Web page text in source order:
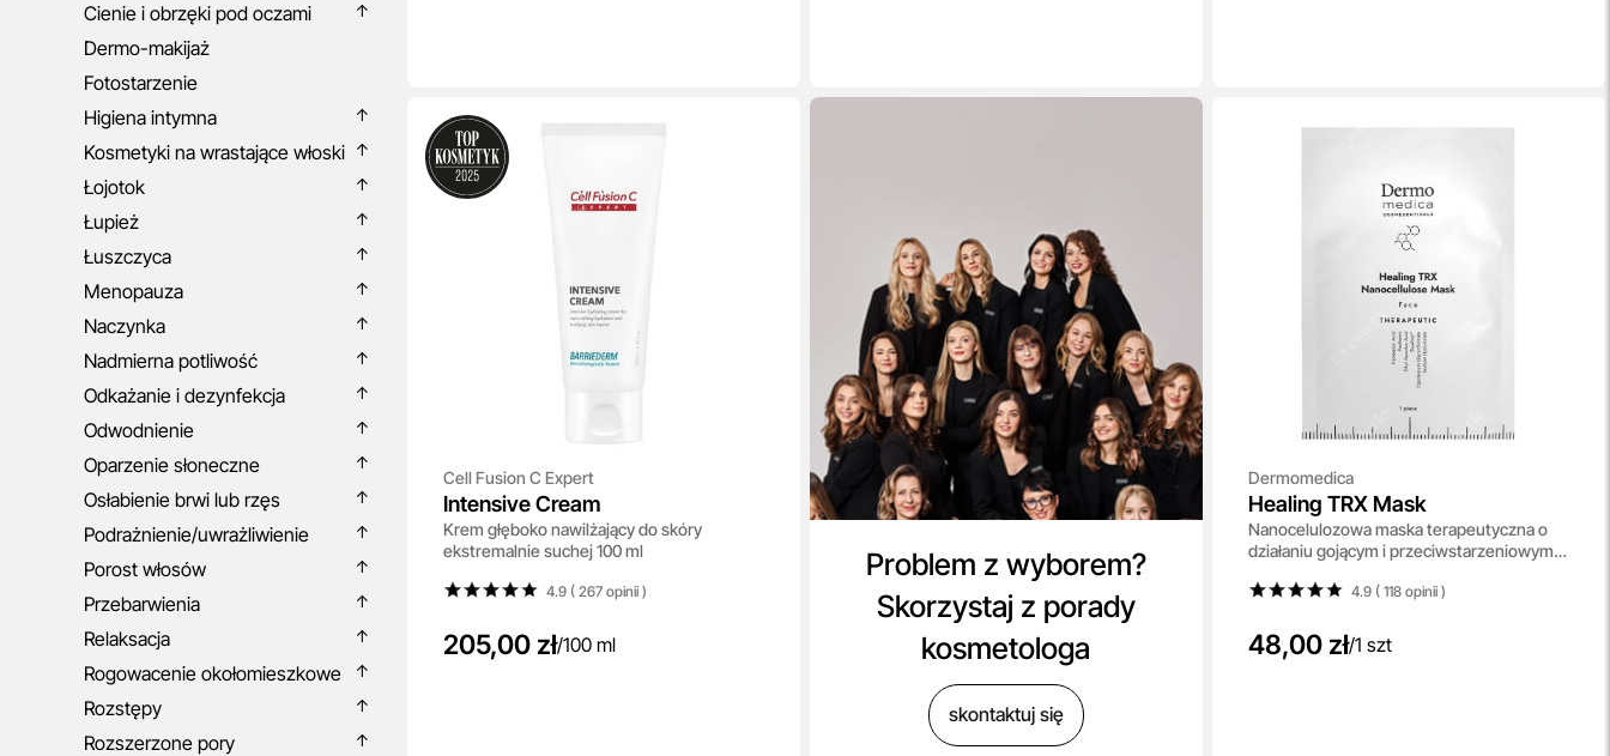
Cienie i obrzęki pod oczami
Dermo-makijaż
Fotostarzenie
Higiena intymna
Kosmetyki na wrastające włoski
Łojotok
Łupież
Łuszczyca
Menopauza
Naczynka
Nadmierna potliwość
Odkażanie i dezynfekcja
Odwodnienie
Oparzenie słoneczne
Osłabienie brwi lub rzęs
Podrażnienie/uwrażliwienie
Porost włosów
Przebarwienia
Relaksacja
Rogowacenie okołomieszkowe
Rozstępy
Rozszerzone pory
Cell Fusion C Expert
Intensive Cream
Krem głęboko nawilżający do skóry
ekstremalnie suchej 100 ml
4.9 ( 267opinii)
205,00 zł/100 ml
Problem z wyborem?
Skorzystaj z porady
kosmetologa
skontaktuj się
Dermomedica
Healing TRX Mask
Nanocelulozowa maska terapeutyczna o
działaniu gojącym i przeciwstarzeniowym 1
4.9 ( 118opinii)
48,00 zł/1 szt